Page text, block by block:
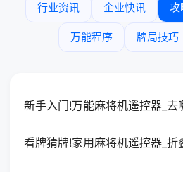
行业资讯 企业快讯 攻
万能程序 牌局技巧
新手入门!万能麻将机遥控器_
看牌猜牌!家用麻将机遥控器_